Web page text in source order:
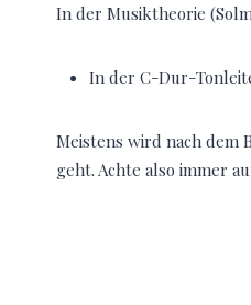
In der Musiktheorie
In der C-Dur-
Meistens wird nach dem
geht. Achte also immer